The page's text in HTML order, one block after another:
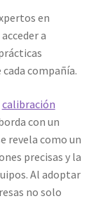
en
a
compañía.
calibración
con un
revela como un
precisas y la
Al adoptar
no solo